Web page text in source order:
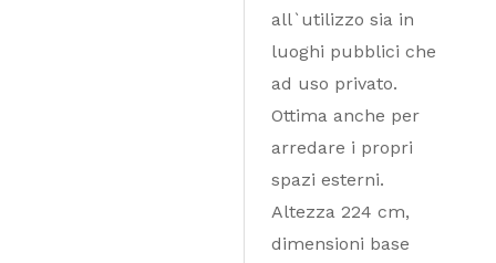
all`utilizzo sia in
luoghi pubblici che
ad uso privato.
Ottima anche per
arredare i propri
spazi esterni.
Altezza 224 cm,
dimensioni base